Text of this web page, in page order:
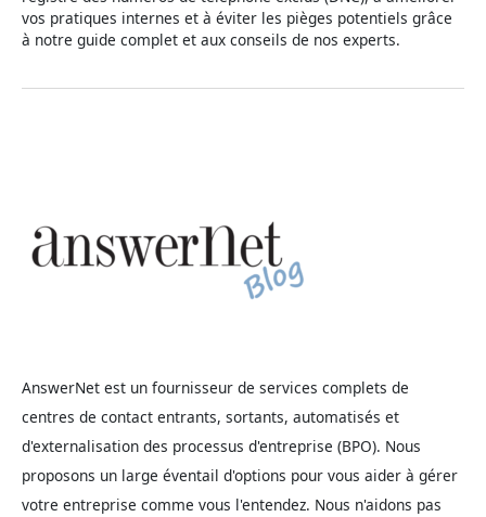
vos pratiques internes et à éviter les pièges potentiels grâce
à notre guide complet et aux conseils de nos experts.
AnswerNet est un fournisseur de services complets de
centres de contact entrants, sortants, automatisés et
d'externalisation des processus d'entreprise (BPO). Nous
proposons un large éventail d'options pour vous aider à gérer
votre entreprise comme vous l'entendez. Nous n'aidons pas